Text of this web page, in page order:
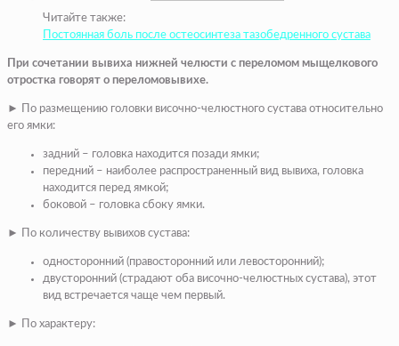
Читайте также:
Постоянная боль после остеосинтеза тазобедренного сустава
При сочетании вывиха нижней челюсти с переломом мыщелкового
отростка говорят о переломовывихе.
► По размещению головки височно-челюстного сустава относительно
его ямки:
задний – головка находится позади ямки;
передний – наиболее распространенный вид вывиха, головка
находится перед ямкой;
боковой – головка сбоку ямки.
► По количеству вывихов сустава:
односторонний (правосторонний или левосторонний);
двусторонний (страдают оба височно-челюстных сустава), этот
вид встречается чаще чем первый.
► По характеру: